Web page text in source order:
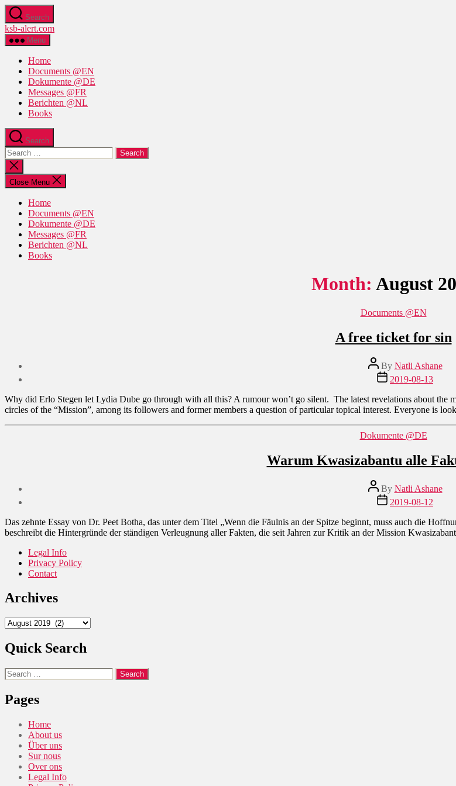
Skip
to
the
content
Search
ksb-alert.com
Menu
Home
Documents @EN
Dokumente @DE
Messages @FR
Berichten @NL
Books
Search
Search
for:
Close
search
Close Menu
Home
Documents @EN
Dokumente @DE
Messages @FR
Berichten @NL
Books
Month: August
Categories
Documents @EN
A free ticket for sin
Post
author
By Natli Ashane
Post
date
2019-08-13
Why did Erlo Stegen let Lydia Dube go through with all this? A rumour won’t go silent. The latest revelations about the
circles of the “Mission”, among its followers and former members a question of particular topical interest. Everyone is
Categories
Dokumente @DE
Warum Kwasizabantu alle
Post
author
By Natli Ashane
Post
date
2019-08-12
Das zehnte Essay von Dr. Peet Botha, das unter dem Titel „Wenn die Fäulnis an der Spitze beginnt, muss auch die
beschreibt die Hintergründe der ständigen Verleugnung aller Fakten, die seit Jahren zur Kritik an der Mission
Legal Info
Privacy Policy
Contact
Archives
Archives
Quick Search
Search
for:
Pages
Home
About us
Über uns
Sur nous
Over ons
Legal Info